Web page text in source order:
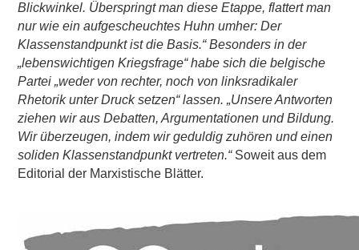
Blickwinkel. Überspringt man diese Etappe, flattert man
nur wie ein aufgescheuchtes Huhn umher: Der
Klassenstandpunkt ist die Basis.“ Besonders in der
„lebenswichtigen Kriegsfrage“ habe sich die belgische
Partei „weder von rechter, noch von linksradikaler
Rhetorik unter Druck setzen“ lassen. „Unsere Antworten
ziehen wir aus Debatten, Argumentationen und Bildung.
Wir überzeugen, indem wir geduldig zuhören und einen
soliden Klassenstandpunkt vertreten.“ Soweit aus dem
Editorial der Marxistische Blätter.